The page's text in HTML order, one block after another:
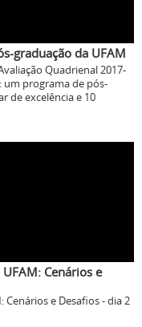
graduação da UFAM
Quadrienal 2017-
um programa de pós-
de excelência e 10
Cenários e
Cenários e Desafios - dia 2